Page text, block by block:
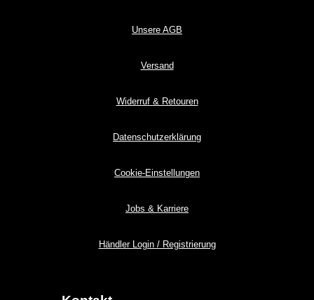
Unsere AGB
Versand
Widerruf & Retouren
Datenschutzerklärung
Cookie-Einstellungen
Jobs & Karriere
Händler Login / Registrierung